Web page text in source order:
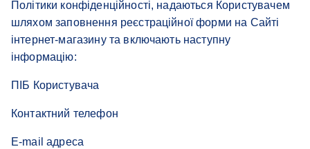
Політики конфіденційності, надаються Користувачем
шляхом заповнення реєстраційної форми на Сайті
інтернет-магазину та включають наступну
інформацію:
ПІБ Користувача
Контактний телефон
E-mail адреса